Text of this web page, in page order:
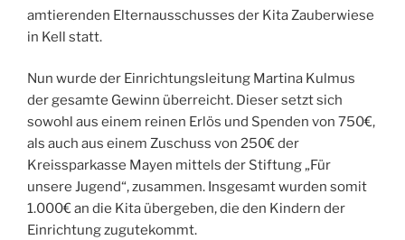
amtierenden Elternausschusses der Kita Zauberwiese
in Kell statt.
Nun wurde der Einrichtungsleitung Martina Kulmus
der gesamte Gewinn überreicht. Dieser setzt sich
sowohl aus einem reinen Erlös und Spenden von 750€,
als auch aus einem Zuschuss von 250€ der
Kreissparkasse Mayen mittels der Stiftung „Für
unsere Jugend“, zusammen. Insgesamt wurden somit
1.000€ an die Kita übergeben, die den Kindern der
Einrichtung zugutekommt.